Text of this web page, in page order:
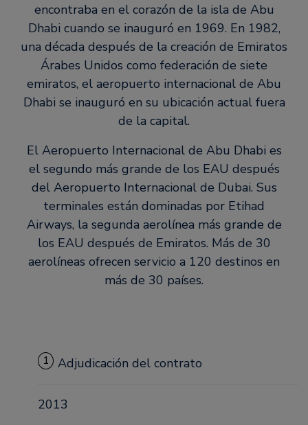
encontraba en el corazón de la isla de Abu
Dhabi cuando se inauguró en 1969. En 1982,
una década después de la creación de Emiratos
Árabes Unidos como federación de siete
emiratos, el aeropuerto internacional de Abu
Dhabi se inauguró en su ubicación actual fuera
de la capital.
El Aeropuerto Internacional de Abu Dhabi es
el segundo más grande de los EAU después
del Aeropuerto Internacional de Dubai. Sus
terminales están dominadas por Etihad
Airways, la segunda aerolínea más grande de
los EAU después de Emiratos. Más de 30
aerolíneas ofrecen servicio a 120 destinos en
más de 30 países.
1 Adjudicación del contrato
2013